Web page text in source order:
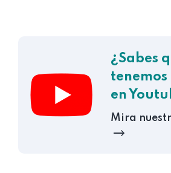
¿Sabes
tenemos
en
Mira